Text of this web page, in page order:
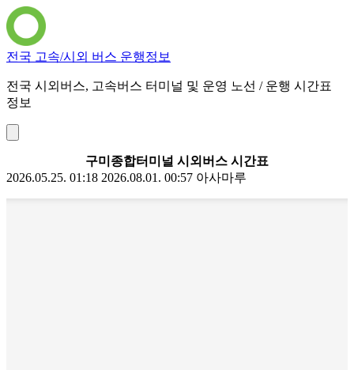
전국 고속/시외 버스 운행정보
전국 시외버스, 고속버스 터미널 및 운영 노선 / 운행 시간표
정보
구미종합터미널 시외버스 시간표
2026.05.25. 01:18 2026.08.01. 00:57 아사마루